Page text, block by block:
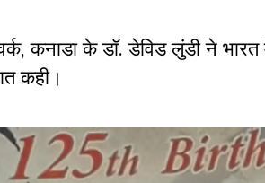
कनाडा के डॉ. डेविड लुंडी ने भारत
कही।